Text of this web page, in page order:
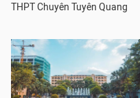
THPT Chuyên Tuyên Quang